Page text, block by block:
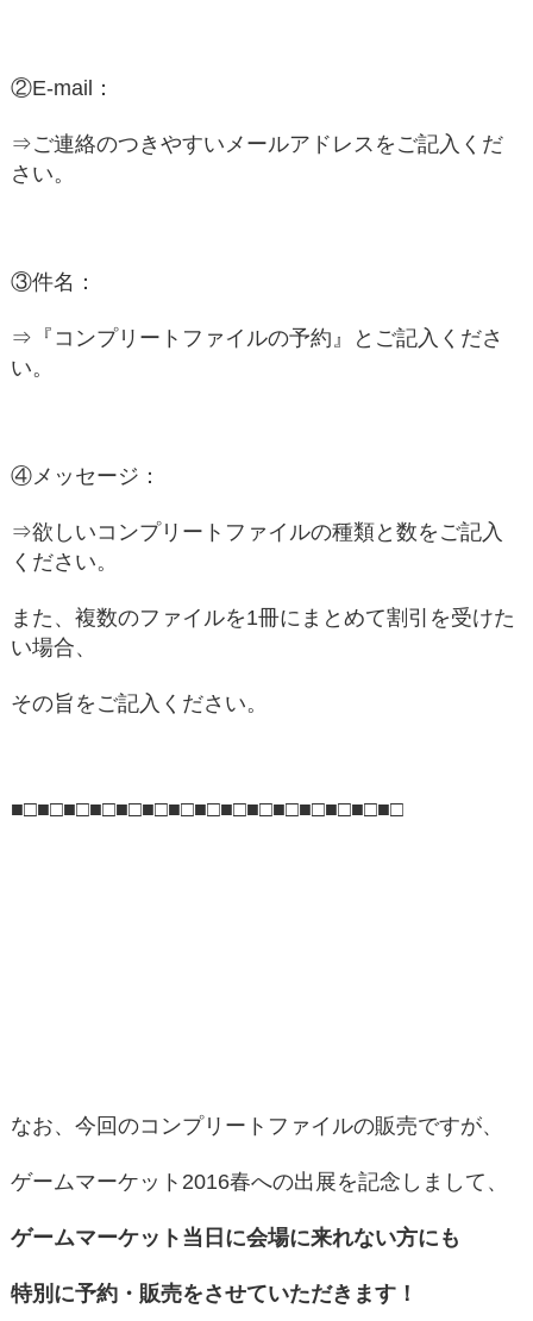
②E-mail：
⇒ご連絡のつきやすいメールアドレスをご記入くだ
さい。
③件名：
⇒『コンプリートファイルの予約』とご記入くださ
い。
④メッセージ：
⇒欲しいコンプリートファイルの種類と数をご記入
ください。
また、複数のファイルを1冊にまとめて割引を受けた
い場合、
その旨をご記入ください。
■□■□■□■□■□■□■□■□■□■□■□■□■□■□■□
なお、今回のコンプリートファイルの販売ですが、
ゲームマーケット2016春への出展を記念しまして、
ゲームマーケット当日に会場に来れない方にも
特別に予約・販売をさせていただきます！